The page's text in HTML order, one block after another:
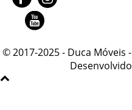
© 2017-2025 - Duca